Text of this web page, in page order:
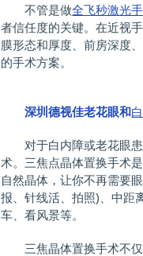
不管是做全飞秒激光
者信任度的关键。在近视
膜形态和厚度、前房深度
的手术方案。
深圳德视佳老花眼和
对于白内障或老花眼患
术。三焦点晶体置换手术
自然晶体，让你不再需要
报、针线活、拍照)、中距
车、看风景等。
三焦晶体置换手术不仅